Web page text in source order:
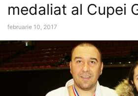
medaliat al Cupei
februarie 10, 2017